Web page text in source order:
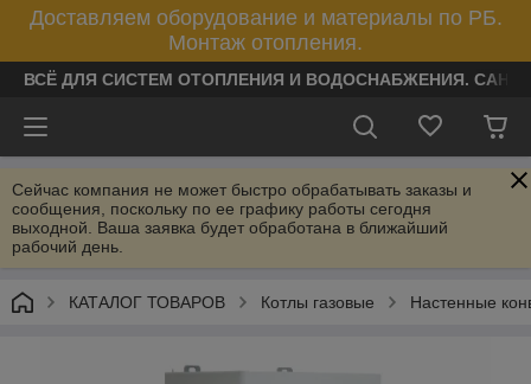
Доставляем оборудование и материалы по РБ.
Монтаж отопления.
ВСЁ ДЛЯ СИСТЕМ ОТОПЛЕНИЯ И ВОДОСНАБЖЕНИЯ.
Сейчас компания не может быстро обрабатывать заказы и
сообщения, поскольку по ее графику работы сегодня
выходной. Ваша заявка будет обработана в ближайший
рабочий день.
КАТАЛОГ ТОВАРОВ Котлы газовые Настенные